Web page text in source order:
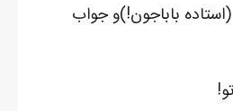
باباجون!)و جواب